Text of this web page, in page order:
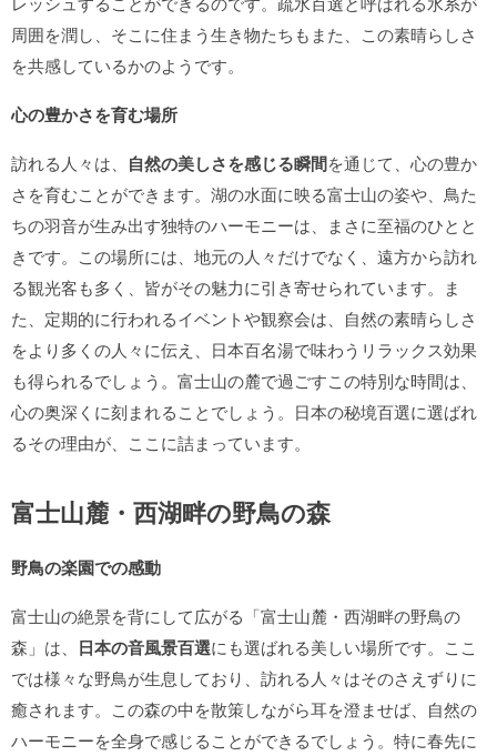
周囲を潤し、そこに住まう生き物たちもまた、この素晴らしさ
を共感しているかのようです。
心の豊かさを育む場所
訪れる人々は、 自然の美しさを感じる瞬間を通じて、心の豊か
さを育むことができます。湖の水面に映る富士山の姿や、鳥た
ちの羽音が生み出す独特のハーモニーは、まさに至福のひとと
きです。この場所には、地元の人々だけでなく、遠方から訪れ
る観光客も多く、皆がその魅力に引き寄せられています。ま
た、定期的に行われるイベントや観察会は、自然の素晴らしさ
をより多くの人々に伝え、日本百名湯で味わうリラックス効果
も得られるでしょう。富士山の麓で過ごすこの特別な時間は、
心の奥深くに刻まれることでしょう。日本の秘境百選に選ばれ
るその理由が、ここに詰まっています。
富士山麓・西湖畔の野鳥の森
野鳥の楽園での感動
富士山の絶景を背にして広がる「富士山麓・西湖畔の野鳥の
森」は、 日本の音風景百選にも選ばれる美しい場所です。ここ
では様々な野鳥が生息しており、訪れる人々はそのさえずりに
癒されます。この森の中を散策しながら耳を澄ませば、自然の
ハーモニーを全身で感じることができるでしょう。特に春先に